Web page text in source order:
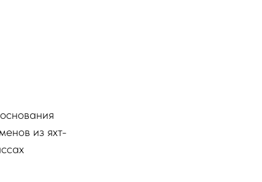
из яхт-